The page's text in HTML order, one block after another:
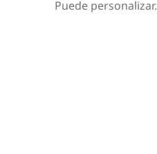
Puede personalizar.